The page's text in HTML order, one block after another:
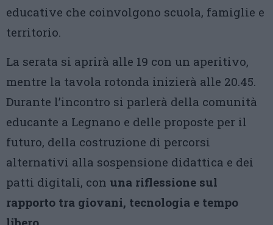
educative che coinvolgono scuola, famiglie e
territorio.
La serata si aprirà alle 19 con un aperitivo,
mentre la tavola rotonda inizierà alle 20.45.
Durante l’incontro si parlerà della comunità
educante a Legnano e delle proposte per il
futuro, della costruzione di percorsi
alternativi alla sospensione didattica e dei
patti digitali, con una riflessione sul
rapporto tra giovani, tecnologia e tempo